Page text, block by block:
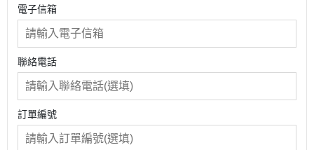
電子信箱
聯絡電話
訂單編號